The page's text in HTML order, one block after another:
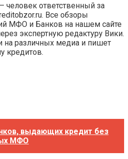
человек ответственный за
Все обзоры
МФО и Банков на нашем сайте
экспертную редактуру Вики.
на различных медиа и пишет
кредитов.
выдающих кредит без
МФО